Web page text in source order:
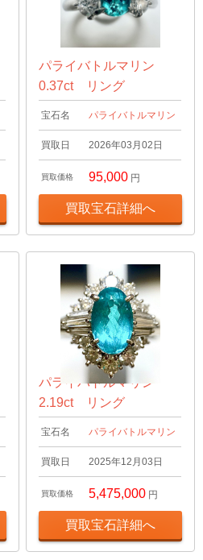
パライバトルマリン
0.37ct リング
宝石名 パライバトルマリン
買取日 2026年03月02日
買取価格 95,000 円
買取宝石詳細へ
パライバトルマリン
2.19ct リング
宝石名 パライバトルマリン
買取日 2025年12月03日
買取価格 5,475,000 円
買取宝石詳細へ